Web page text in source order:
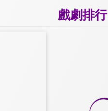
戲劇排行